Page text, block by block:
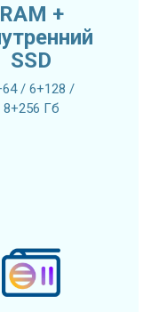
RAM +
SSD
/ 6+128 /
8+256 Гб